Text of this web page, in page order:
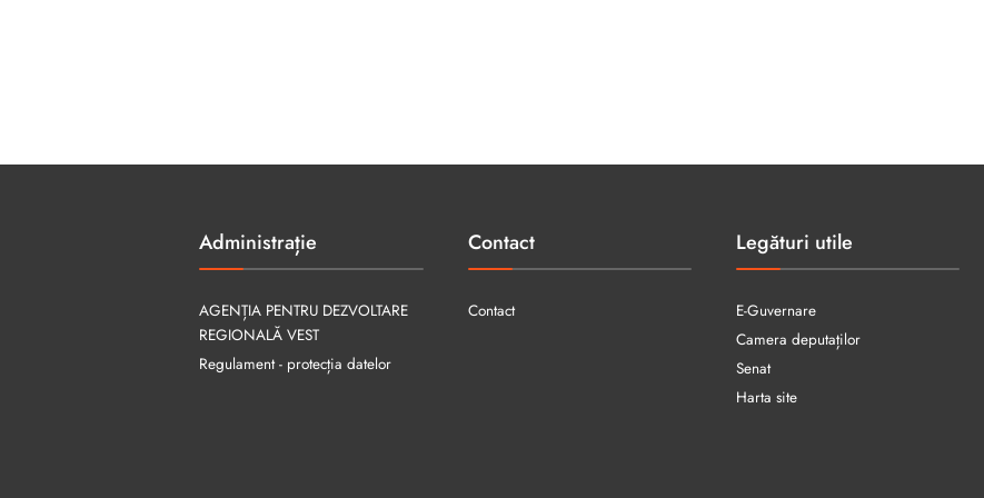
Administrație
AGENȚIA PENTRU DEZVOLTARE
REGIONALĂ VEST
Regulament - protecția datelor
Contact
Contact
Legături utile
E-Guvernare
Camera deputaților
Senat
Harta site